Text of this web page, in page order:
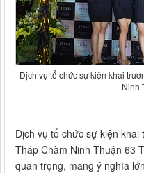
Dịch vụ tổ chức sự kiện khai
Ninh
Dịch vụ tổ chức sự kiện
Tháp Chàm Ninh Thuận 63
quan trọng, mang ý nghĩa